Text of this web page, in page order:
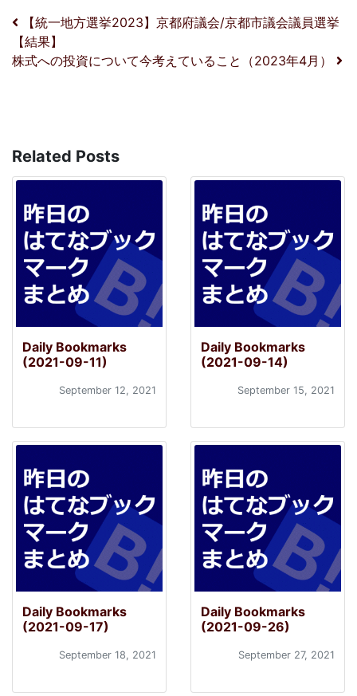
投稿ナビゲーション
【統一地方選挙2023】京都府議会/京都市議会議員選挙
【結果】
株式への投資について今考えていること（2023年4月）
Related Posts
Daily Bookmarks
(2021-09-11)
September 12, 2021
Daily Bookmarks
(2021-09-14)
September 15, 2021
Daily Bookmarks
(2021-09-17)
September 18, 2021
Daily Bookmarks
(2021-09-26)
September 27, 2021